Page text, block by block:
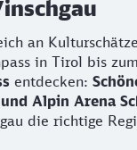
an
in Tirol bis zum
entdecken:
Alpin Arena
die richtige